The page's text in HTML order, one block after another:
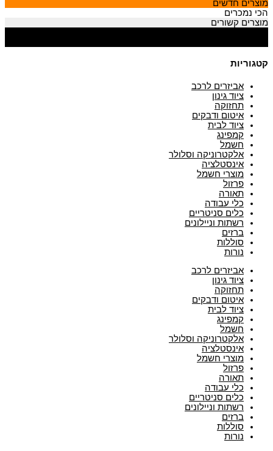
מוצרים חדשים
הכי נמכרים
מוצרים קשורים
קטגוריות
אביזרים לרכב
ציוד גינון
תחזוקה
איטום ודבקים
ציוד לבית
קמפינג
חשמל
אלקטרוניקה וסלולר
אינסטלציה
מוצרי חשמל
פרזול
תאורה
כלי עבודה
כלים סניטריים
רשתות וניילונים
ברזים
סוללות
נורות
אביזרים לרכב
ציוד גינון
תחזוקה
איטום ודבקים
ציוד לבית
קמפינג
חשמל
אלקטרוניקה וסלולר
אינסטלציה
מוצרי חשמל
פרזול
תאורה
כלי עבודה
כלים סניטריים
רשתות וניילונים
ברזים
סוללות
נורות